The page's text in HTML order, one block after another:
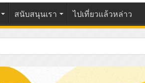
สนับสนุนเรา ไปเที่ยวแล้วหล่าว